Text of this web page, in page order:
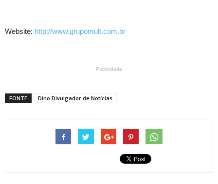
Website: http://www.grupomult.com.br
Publicidade
FONTE Dino Divulgador de Notícias